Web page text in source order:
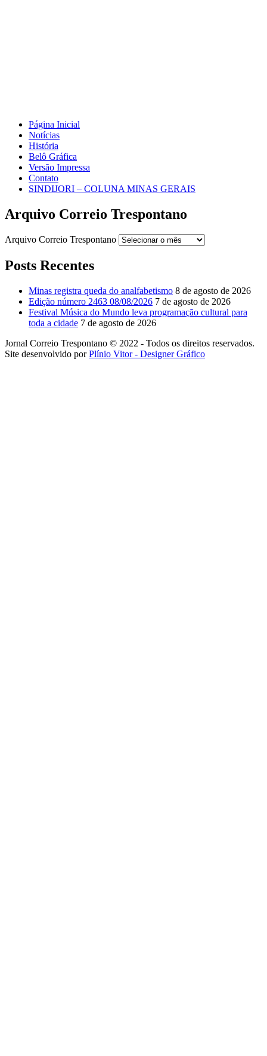
Página Inicial
Notícias
História
Belô Gráfica
Versão Impressa
Contato
SINDIJORI – COLUNA MINAS GERAIS
Arquivo Correio Trespontano
Arquivo Correio Trespontano
Posts Recentes
Minas registra queda do analfabetismo 8 de agosto de 2026
Edição número 2463 08/08/2026 7 de agosto de 2026
Festival Música do Mundo leva programação cultural para
toda a cidade 7 de agosto de 2026
Jornal Correio Trespontano © 2022 - Todos os direitos reservados.
Site desenvolvido porPlínio Vitor - Designer Gráfico